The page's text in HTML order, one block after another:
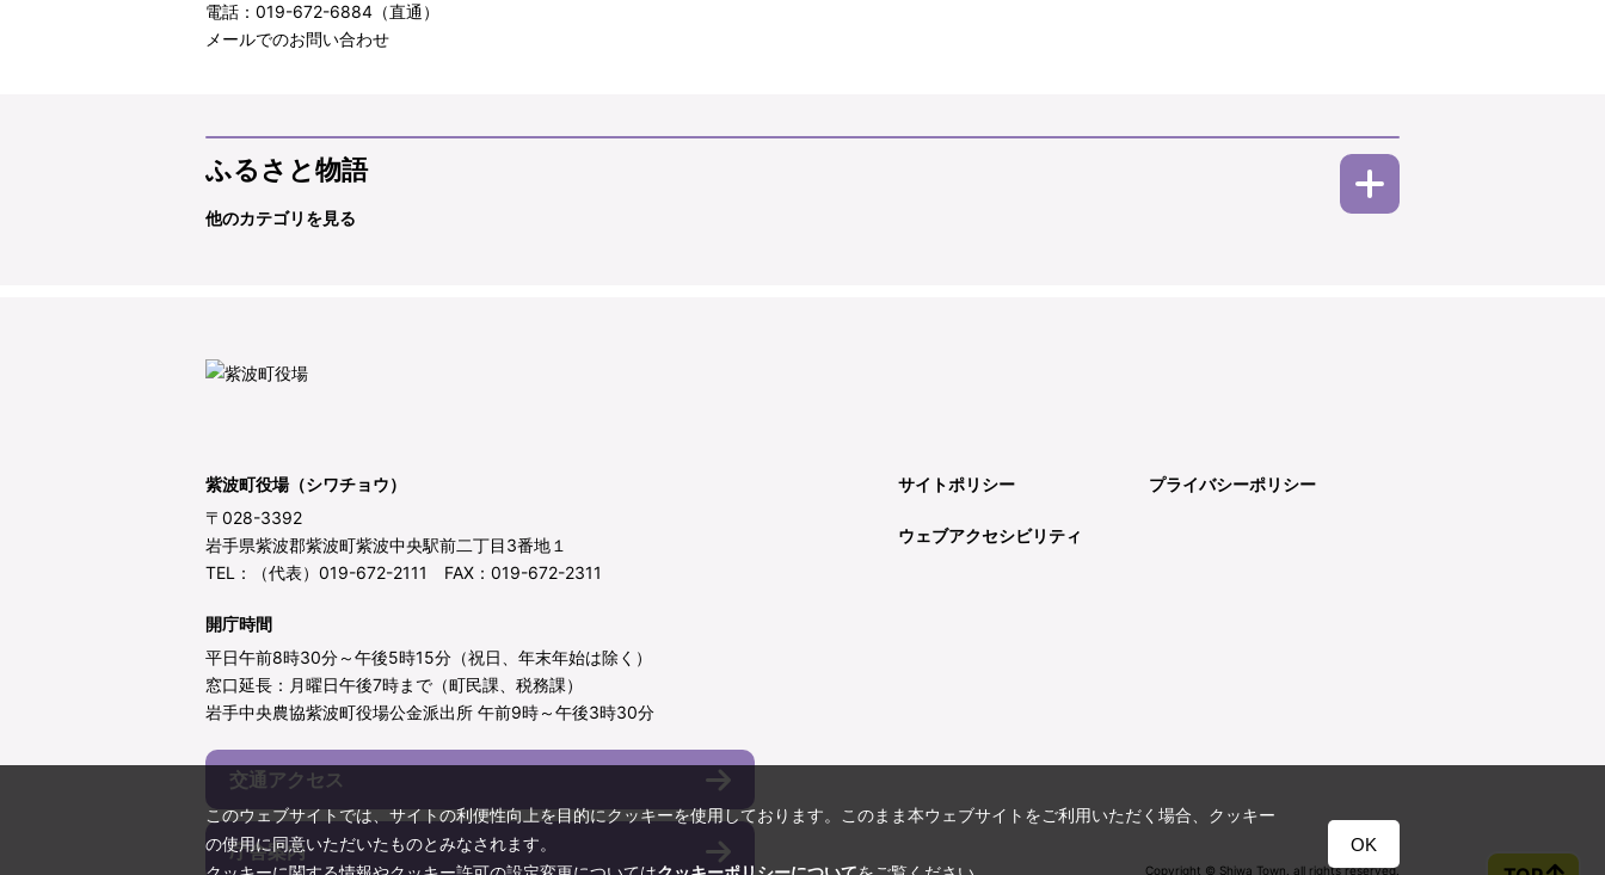
電話：019-672-6884（直通）
メールでのお問い合わせ
ふるさと物語
他のカテゴリを見る
紫波町役場（シワチョウ）
〒028-3392
岩手県紫波郡紫波町紫波中央駅前二丁目3番地１
TEL：（代表）019-672-2111 FAX：019-672-2311
開庁時間
平日午前8時30分～午後5時15分（祝日、年末年始は除く）
窓口延長：月曜日午後7時まで（町民課、税務課）
岩手中央農協紫波町役場公金派出所 午前9時～午後3時30分
交通アクセス
庁舎案内
サイトポリシー プライバシーポリシー
ウェブアクセシビリティ
Copyright © Shiwa Town. all rights reserved.
このウェブサイトでは、サイトの利便性向上を目的にクッキーを使用しております。このまま本ウェブサイトをご利用いただく場合、クッキー
の使用に同意いただいたものとみなされます。
OK